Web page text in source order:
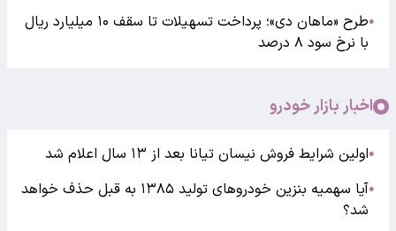
●
طرح «ماهان دی»؛ پرداخت تسهیلات تا سقف ۱۰ میلیارد ریال
با نرخ سود ۸ درصد
اخبار بازار خودرو
●اولین شرایط فروش نیسان تیانا بعد از ۱۳ سال اعلام شد
●
آیا سهمیه بنزین خودروهای تولید ۱۳۸۵ به قبل حذف خواهد
شد؟